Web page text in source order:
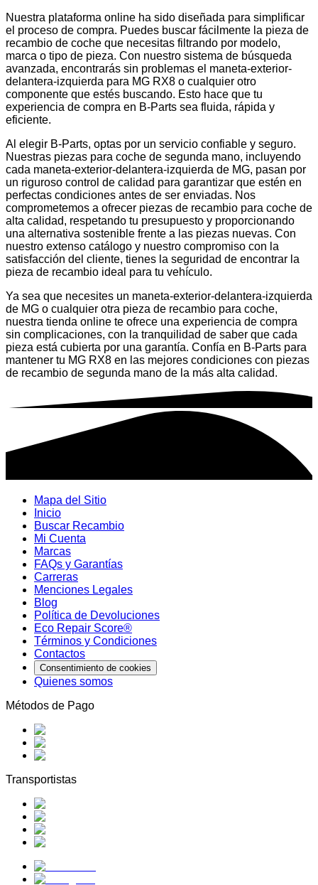
Nuestra plataforma online ha sido diseñada para simplificar
el proceso de compra. Puedes buscar fácilmente la pieza de
recambio de coche que necesitas filtrando por modelo,
marca o tipo de pieza. Con nuestro sistema de búsqueda
avanzada, encontrarás sin problemas el maneta-exterior-
delantera-izquierda para MG RX8 o cualquier otro
componente que estés buscando. Esto hace que tu
experiencia de compra en B-Parts sea fluida, rápida y
eficiente.
Al elegir B-Parts, optas por un servicio confiable y seguro.
Nuestras piezas para coche de segunda mano, incluyendo
cada maneta-exterior-delantera-izquierda de MG, pasan por
un riguroso control de calidad para garantizar que estén en
perfectas condiciones antes de ser enviadas. Nos
comprometemos a ofrecer piezas de recambio para coche de
alta calidad, respetando tu presupuesto y proporcionando
una alternativa sostenible frente a las piezas nuevas. Con
nuestro extenso catálogo y nuestro compromiso con la
satisfacción del cliente, tienes la seguridad de encontrar la
pieza de recambio ideal para tu vehículo.
Ya sea que necesites un maneta-exterior-delantera-izquierda
de MG o cualquier otra pieza de recambio para coche,
nuestra tienda online te ofrece una experiencia de compra
sin complicaciones, con la tranquilidad de saber que cada
pieza está cubierta por una garantía. Confía en B-Parts para
mantener tu MG RX8 en las mejores condiciones con piezas
de recambio de segunda mano de la más alta calidad.
Mapa del Sitio
Inicio
Buscar Recambio
Mi Cuenta
Marcas
FAQs y Garantías
Carreras
Menciones Legales
Blog
Política de Devoluciones
Eco Repair Score®
Términos y Condiciones
Contactos
Consentimiento de cookies
Quienes somos
Métodos de Pago
Transportistas